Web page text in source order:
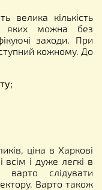
велика кількість
яких можна без
заходи. При
кожному. До
ціна в Харкові
всім і дуже легкі в
варто слідувати
Варто також